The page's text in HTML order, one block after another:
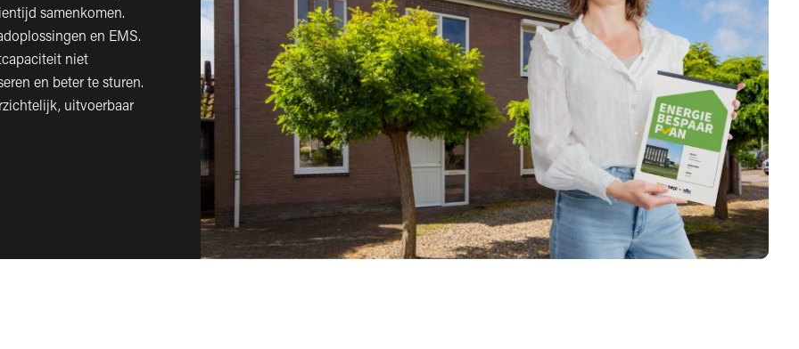
samenkomen.
en EMS.
niet
en beter te sturen.
uitvoerbaar